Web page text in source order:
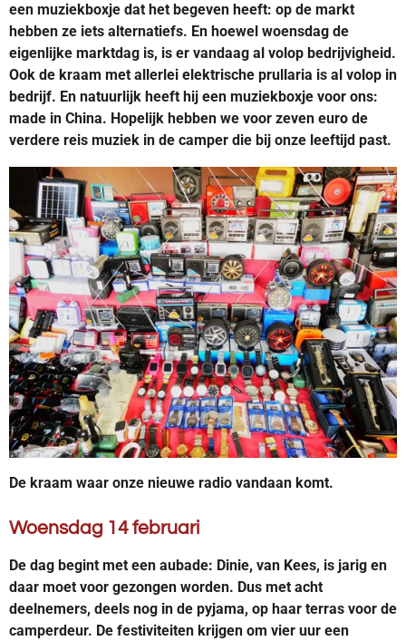
een muziekboxje dat het begeven heeft: op de markt
hebben ze iets alternatiefs. En hoewel woensdag de
eigenlijke marktdag is, is er vandaag al volop bedrijvigheid.
Ook de kraam met allerlei elektrische prullaria is al volop in
bedrijf. En natuurlijk heeft hij een muziekboxje voor ons:
made in China. Hopelijk hebben we voor zeven euro de
verdere reis muziek in de camper die bij onze leeftijd past.
De kraam waar onze nieuwe radio vandaan komt.
Woensdag 14 februari
De dag begint met een aubade: Dinie, van Kees, is jarig en
daar moet voor gezongen worden. Dus met acht
deelnemers, deels nog in de pyjama, op haar terras voor de
camperdeur. De festiviteiten krijgen om vier uur een